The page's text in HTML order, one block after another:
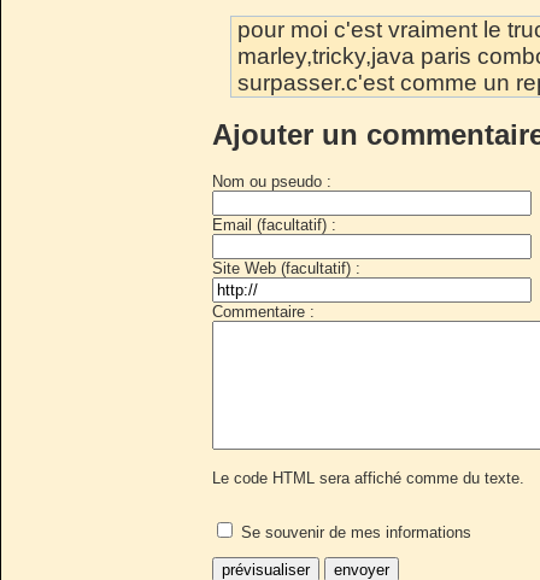
pour moi c'est vraiment le
marley,tricky,java paris
surpasser.c'est comme un
Ajouter un
Nom ou pseudo :
Email (facultatif) :
Site Web (facultatif) :
Commentaire :
Le code HTML sera affiché comme du texte.
Se souvenir de mes informations